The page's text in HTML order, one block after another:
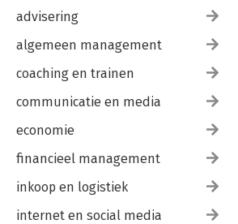
advisering
algemeen management
coaching en trainen
communicatie en media
economie
financieel management
inkoop en logistiek
internet en social media